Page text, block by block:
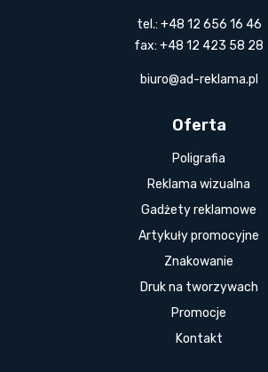
tel.: +48 12 656 16 46
fax: +48 12 423 58 28
biuro@ad-reklama.pl
Oferta
Poligrafia
Reklama wizualna
Gadżety reklamowe
Artykuły promocyjne
Znakowanie
Druk na tworzywach
Promocje
Kontakt